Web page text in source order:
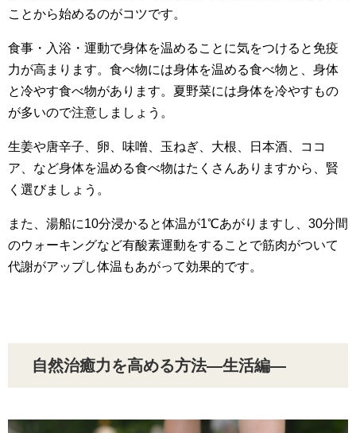
ことから始めるのがコツです。
食事・入浴・運動で身体を温めることに気をつけると免疫
力が高まります。食べ物には身体を温める食べ物と、身体
と冷やす食べ物があります。夏野菜には身体を冷やすもの
が多いので注意しましょう。
生姜や唐辛子、卵、味噌、玉ねぎ、大根、日本酒、ココ
ア、など身体を温める食べ物はたくさんありますから、賢
く選びましょう。
また、湯船に10分浸かると体温が1℃あがりますし、30分間
のウォーキングなど有酸素運動をすることで筋肉がついて
代謝がアップし体温もあがって効果的です。
自然治癒力を高める方法―生活編―